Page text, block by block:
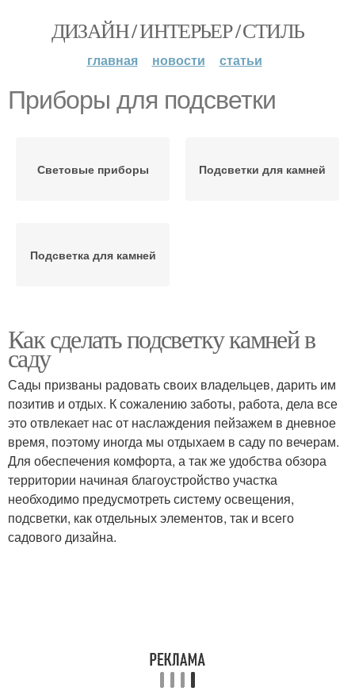
ДИЗАЙН / ИНТЕРЬЕР / СТИЛЬ
главная новости статьи
Приборы для подсветки
Световые приборы Подсветки для камней
Подсветка для камней
Как сделать подсветку камней в
саду
Сады призваны радовать своих владельцев, дарить им
позитив и отдых. К сожалению заботы, работа, дела все
это отвлекает нас от наслаждения пейзажем в дневное
время, поэтому иногда мы отдыхаем в саду по вечерам.
Для обеспечения комфорта, а так же удобства обзора
территории начиная благоустройство участка
необходимо предусмотреть систему освещения,
подсветки, как отдельных элементов, так и всего
садового дизайна.